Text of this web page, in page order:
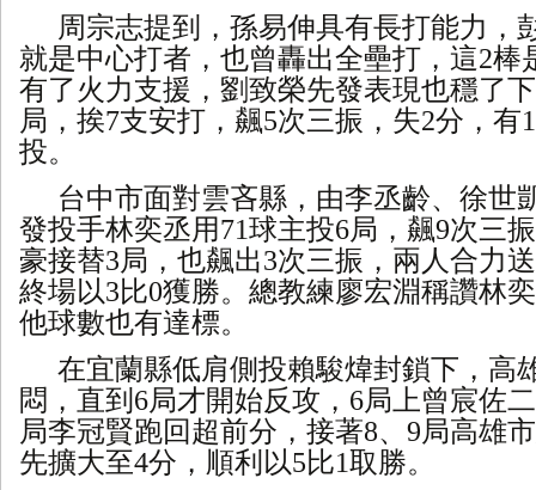
周宗志提到，孫易伸具有長打能力，
就是中心打者，也曾轟出全壘打，這2棒
有了火力支援，劉致榮先發表現也穩了
局，挨7支安打，飆5次三振，失2分，有
投。
台中市面對雲吝縣，由李丞齡、徐世
發投手林奕丞用71球主投6局，飆9次三
豪接替3局，也飆出3次三振，兩人合力
終場以3比0獲勝。總教練廖宏淵稱讚林
他球數也有達標。
在宜蘭縣低肩側投賴駿煒封鎖下，高
悶，直到6局才開始反攻，6局上曾宸佐
局李冠賢跑回超前分，接著8、9局高雄
先擴大至4分，順利以5比1取勝。